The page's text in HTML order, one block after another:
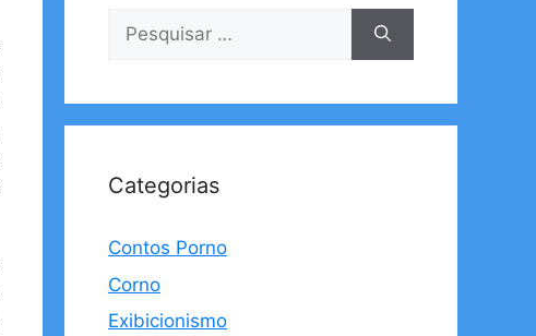
Pesquisar
Categorias
Contos Porno
Corno
Exibicionismo